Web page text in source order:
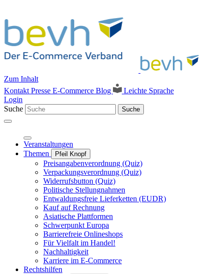
Zum Inhalt
Kontakt Presse E-Commerce Blog
Leichte Sprache
Login
Suche
Suche
Veranstaltungen
Themen
Pfeil Knopf
Preisangabenverordnung (Quiz)
Verpackungsverordnung (Quiz)
Widerrufsbutton (Quiz)
Politische Stellungnahmen
Entwaldungsfreie Lieferketten (EUDR)
Kauf auf Rechnung
Asiatische Plattformen
Schwerpunkt Europa
Barrierefreie Onlineshops
Für Vielfalt im Handel!
Nachhaltigkeit
Karriere im E-Commerce
Rechtshilfen